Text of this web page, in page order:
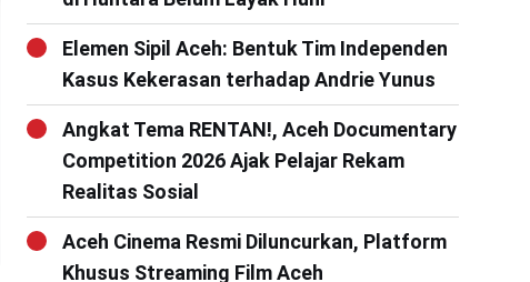
Elemen Sipil Aceh: Bentuk Tim Independen
Kasus Kekerasan terhadap Andrie Yunus
Angkat Tema RENTAN!, Aceh Documentary
Competition 2026 Ajak Pelajar Rekam
Realitas Sosial
Aceh Cinema Resmi Diluncurkan, Platform
Khusus Streaming Film Aceh